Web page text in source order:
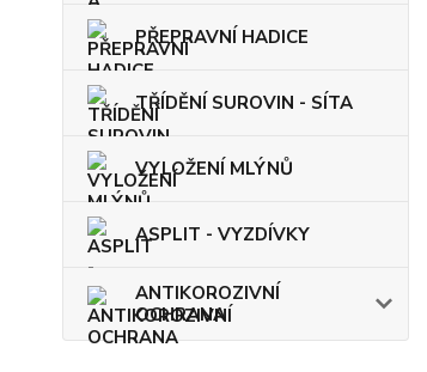
PŘEPRAVNÍ HADICE
TŘÍDĚNÍ SUROVIN - SÍTA
VYLOŽENÍ MLÝNŮ
ASPLIT - VYZDÍVKY
ANTIKOROZIVNÍ
OCHRANA